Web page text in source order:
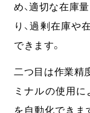
め、適切な在庫
り、過剰在庫や
できます。
二つ目は作業精
ミナルの使用に
を自動化できま